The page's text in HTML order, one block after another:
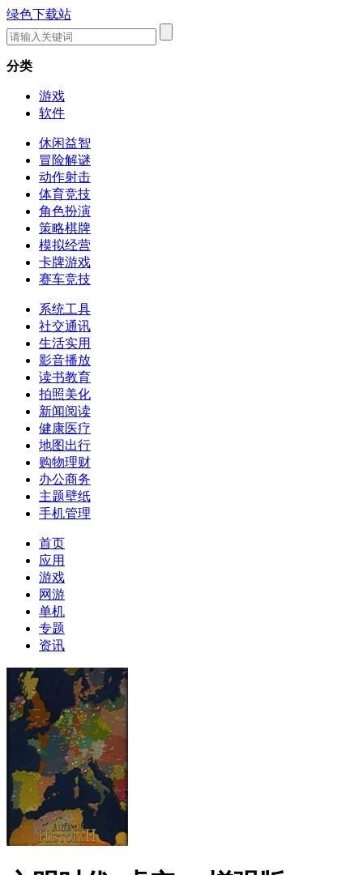
绿色下载站
分类
游戏
软件
休闲益智
冒险解谜
动作射击
体育竞技
角色扮演
策略棋牌
模拟经营
卡牌游戏
赛车竞技
系统工具
社交通讯
生活实用
影音播放
读书教育
拍照美化
新闻阅读
健康医疗
地图出行
购物理财
办公商务
主题壁纸
手机管理
首页
应用
游戏
网游
单机
专题
资讯